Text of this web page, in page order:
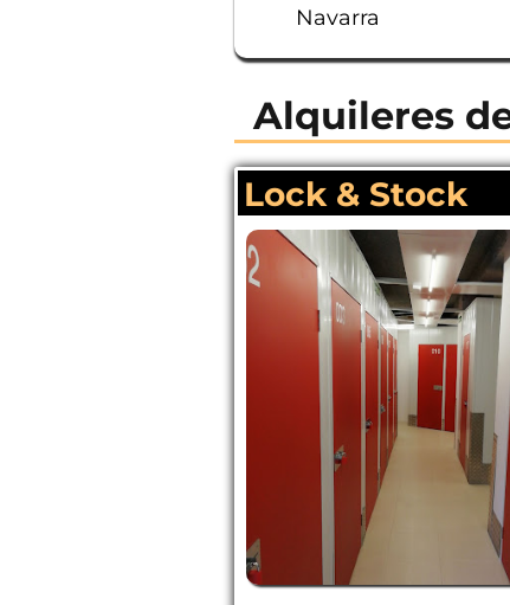
Navarra
Alquileres
Lock & Stock